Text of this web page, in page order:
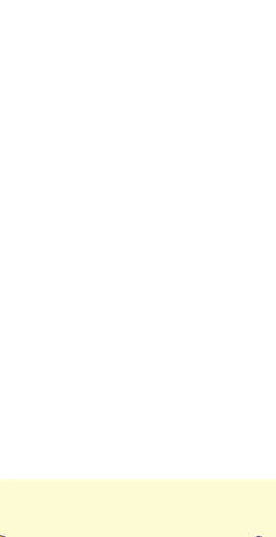
смешные истории, клипы!
карикатуры, шаржи, стихи,